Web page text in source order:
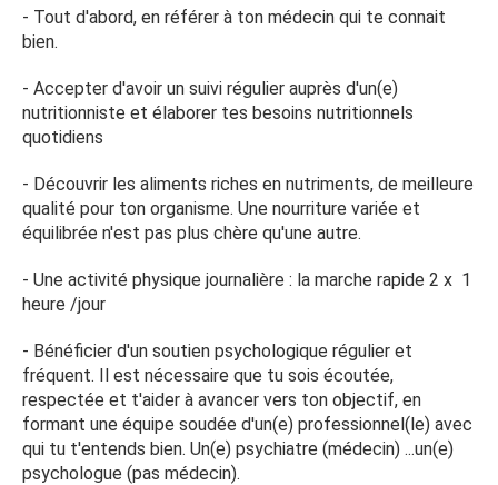
- Tout d'abord, en référer à ton médecin qui te connait
bien.
- Accepter d'avoir un suivi régulier auprès d'un(e)
nutritionniste et élaborer tes besoins nutritionnels
quotidiens
- Découvrir les aliments riches en nutriments, de meilleure
qualité pour ton organisme. Une nourriture variée et
équilibrée n'est pas plus chère qu'une autre.
- Une activité physique journalière : la marche rapide 2 x 1
heure /jour
- Bénéficier d'un soutien psychologique régulier et
fréquent. Il est nécessaire que tu sois écoutée,
respectée et t'aider à avancer vers ton objectif, en
formant une équipe soudée d'un(e) professionnel(le) avec
qui tu t'entends bien. Un(e) psychiatre (médecin) ...un(e)
psychologue (pas médecin).